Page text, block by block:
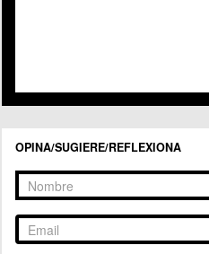
OPINA/SUGIERE/REFLEXIONA